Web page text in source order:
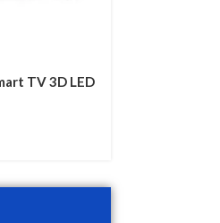
TV 3D LED